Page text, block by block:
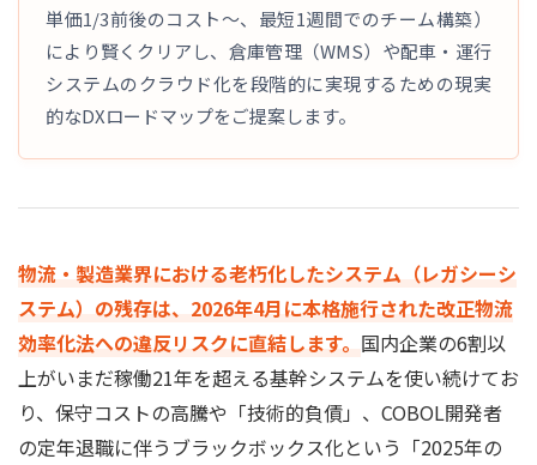
単価1/3前後のコスト〜、最短1週間でのチーム構築）
により賢くクリアし、倉庫管理（WMS）や配車・運行
システムのクラウド化を段階的に実現するための現実
的なDXロードマップをご提案します。
物流・製造業界における老朽化したシステム（レガシーシ
ステム）の残存は、2026年4月に本格施行された改正物流
効率化法への違反リスクに直結します。 国内企業の6割以
上がいまだ稼働21年を超える基幹システムを使い続けてお
り、保守コストの高騰や「技術的負債」、COBOL開発者
の定年退職に伴うブラックボックス化という「2025年の